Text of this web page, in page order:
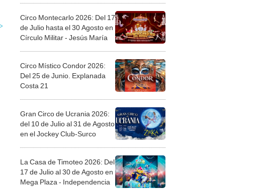
Circo Montecarlo 2026: Del 17
de Julio hasta el 30 Agosto en
Círculo Militar - Jesús María
Circo Místico Condor 2026:
Del 25 de Junio. Explanada
Costa 21
Gran Circo de Ucrania 2026:
del 10 de Julio al 31 de Agosto
en el Jockey Club-Surco
La Casa de Timoteo 2026: Del
17 de Julio al 30 de Agosto en
Mega Plaza - Independencia